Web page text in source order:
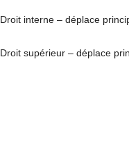
Droit interne – déplace
Droit supérieur – déplace